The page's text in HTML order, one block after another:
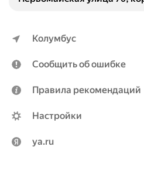
Колумбус
Сообщить об ошибке
Правила рекомендаций
Настройки
ya.ru